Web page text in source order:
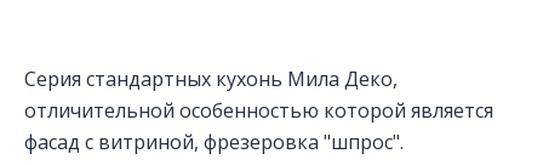
Серия стандартных кухонь Мила Деко,
отличительной особенностью которой является
фасад с витриной, фрезеровка "шпрос".